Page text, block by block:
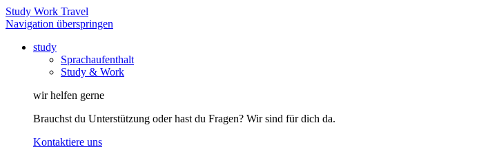
Study Work Travel
Navigation überspringen
study
Sprachaufenthalt
Study & Work
wir helfen gerne
Brauchst du Unterstützung oder hast du Fragen? Wir sind für dich da.
Kontaktiere uns